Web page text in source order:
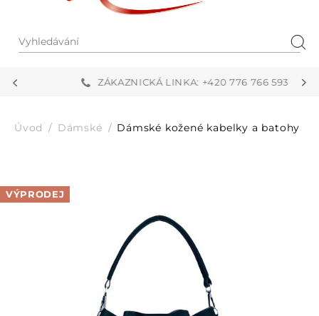
Vyhledávání
ZÁKAZNICKÁ LINKA: +420 776 766 593
Úvod Dámské Dámské kožené kabelky a batohy
VÝPRODEJ